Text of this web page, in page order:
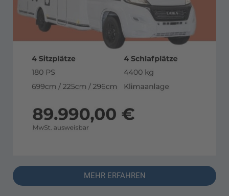
MEHR ERFAHREN